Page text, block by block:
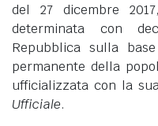
del 27 dicembre
determinata con
Repubblica sulla
permanente della
ufficializzata con la
Ufficiale.